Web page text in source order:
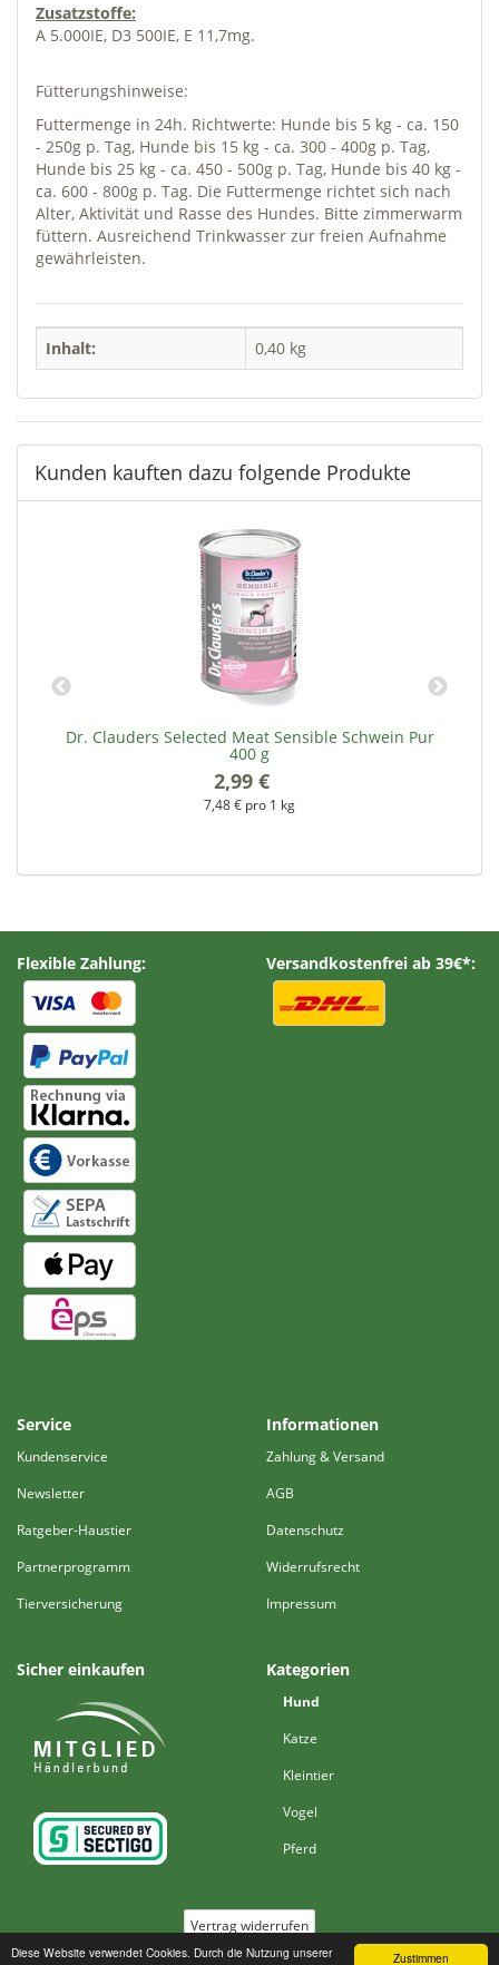
Zustimmen
Diese Website verwendet Cookies. Durch die Nutzung unserer
Zusatzstoffe:
A 5.000IE, D3 500IE, E 11,7mg.
Fütterungshinweise:
Futtermenge in 24h. Richtwerte: Hunde bis 5 kg - ca. 150
- 250g p. Tag, Hunde bis 15 kg - ca. 300 - 400g p. Tag,
Hunde bis 25 kg - ca. 450 - 500g p. Tag, Hunde bis 40 kg -
ca. 600 - 800g p. Tag. Die Futtermenge richtet sich nach
Alter, Aktivität und Rasse des Hundes. Bitte zimmerwarm
füttern. Ausreichend Trinkwasser zur freien Aufnahme
gewährleisten.
Inhalt: 0,40 kg
Kunden kauften dazu folgende Produkte
Dr. Clauders Selected Meat Sensible Schwein Pur
400 g
2,99 €
7,48 € pro 1 kg
Flexible Zahlung: Versandkostenfrei ab 39€*:
Service
Kundenservice
Newsletter
Ratgeber-Haustier
Partnerprogramm
Tierversicherung
Informationen
Zahlung & Versand
AGB
Datenschutz
Widerrufsrecht
Impressum
Sicher einkaufen Kategorien
Hund
Katze
Kleintier
Vogel
Pferd
Vertrag widerrufen